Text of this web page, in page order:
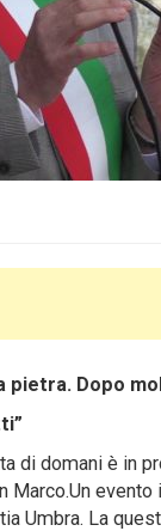
pietra. Dopo
di domani è in
Marco.Un
Umbra. La